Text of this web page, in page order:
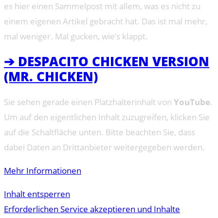
es hier einen Sammelpost mit allem, was es nicht zu
einem eigenen Artikel gebracht hat. Das ist mal mehr,
mal weniger. Mal gucken, wie’s klappt.
➔ DESPACITO CHICKEN VERSION
(MR. CHICKEN)
Sie sehen gerade einen Platzhalterinhalt von YouTube.
Um auf den eigentlichen Inhalt zuzugreifen, klicken Sie
auf die Schaltfläche unten. Bitte beachten Sie, dass
dabei Daten an Drittanbieter weitergegeben werden.
Mehr Informationen
Inhalt entsperren
Erforderlichen Service akzeptieren und Inhalte